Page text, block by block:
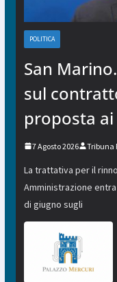
POLITICA
San
sul
proposta
7 Agosto 2026 Tribuna
La trattativa per il
Amministrazione
di giugno sugli